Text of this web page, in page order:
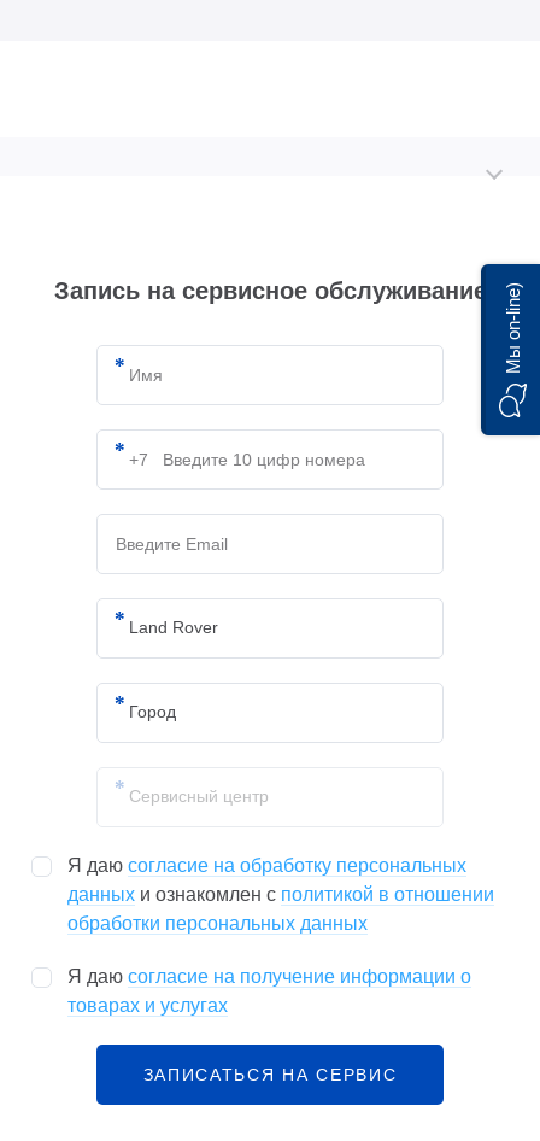
Запись на сервисное обслуживание
Я даю согласие на обработку персональных
данных и ознакомлен с политикой в отношении
обработки персональных данных
Я даю согласие на получение информации о
товарах и услугах
ЗАПИСАТЬСЯ НА СЕРВИС
Мы on-line)